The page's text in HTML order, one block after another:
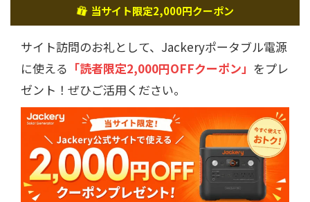
当サイト限定2,000円クーポン
サイト訪問のお礼として、Jackeryポータブル電源
に使える 「読者限定2,000円OFFクーポン」 をプレ
ゼント！ぜひご活用ください。